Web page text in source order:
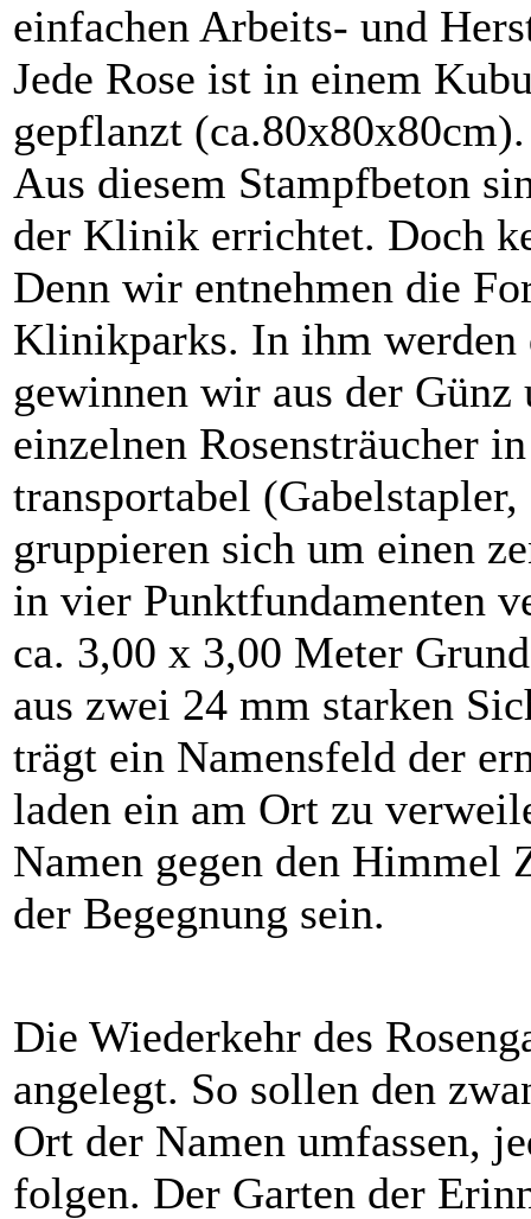
einfachen Arbeits- und
Jede Rose ist in einem
gepflanzt (ca.80x80x80cm).
Aus diesem Stampfbeton
der Klinik errichtet. Doch
Denn wir entnehmen die
Klinikparks. In ihm werden
gewinnen wir aus der
einzelnen Rosensträucher
transportabel
gruppieren sich um einen
in vier Punktfundamenten
ca. 3,00 x 3,00 Meter
aus zwei 24 mm starken
trägt ein Namensfeld der
laden ein am Ort zu
Namen gegen den Himmel
der Begegnung sein.
Die Wiederkehr des
angelegt. So sollen den
Ort der Namen umfassen,
folgen. Der Garten der